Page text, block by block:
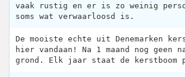
vaak rustig en er is zo weinig
soms wat verwaarloosd is.
De mooiste echte uit Denemarken
hier vandaan! Na 1 maand nog geen
grond. Elk jaar staat de kerstboom